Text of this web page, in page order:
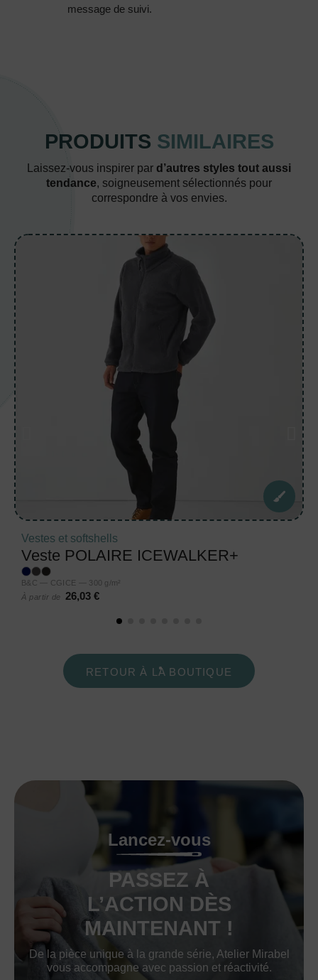
message de suivi.
PRODUITS SIMILAIRES
Laissez-vous inspirer par d’autres styles tout aussi
tendance, soigneusement sélectionnés pour
correspondre à vos envies.
Vestes et softshells
Veste POLAIRE ICEWALKER+
B&C — CGICE — 300 g/m²
À partir de
26,03 €
RETOUR À LA BOUTIQUE
Lancez-vous
PASSEZ À
L’ACTION DÈS
MAINTENANT !
De la pièce unique à la grande série, Atelier Mirabel
vous accompagne avec passion et réactivité.